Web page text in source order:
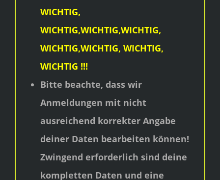
WICHTIG,
WICHTIG,WICHTIG,WICHTIG,
WICHTIG,WICHTIG, WICHTIG,
WICHTIG !!!
Bitte beachte, dass wir
Anmeldungen mit nicht
ausreichend korrekter Angabe
deiner Daten bearbeiten können!
Zwingend erforderlich sind deine
kompletten Daten und eine